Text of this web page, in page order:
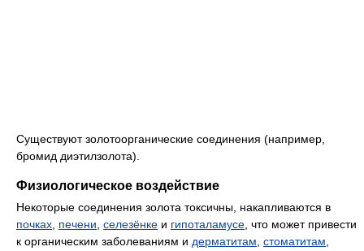
Существуют золотоорганические соединения (например,
бромид диэтилзолота).
Физиологическое воздействие
Некоторые соединения золота токсичны, накапливаются в
почках печени селезёнке и гипоталамусе , что может привести
к органическим заболеваниям и дерматитам стоматитам